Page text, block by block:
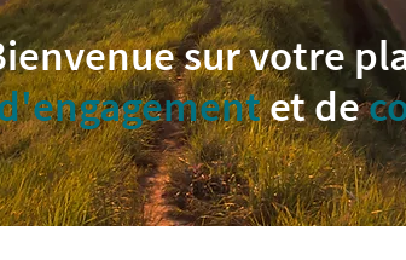
sur votre
et de